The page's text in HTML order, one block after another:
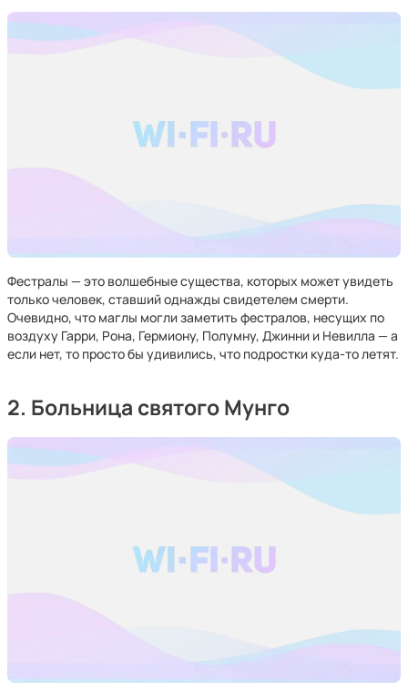
Фестралы — это волшебные существа, которых может увидеть
только человек, ставший однажды свидетелем смерти.
Очевидно, что маглы могли заметить фестралов, несущих по
воздуху Гарри, Рона, Гермиону, Полумну, Джинни и Невилла — а
если нет, то просто бы удивились, что подростки куда-то летят.
2. Больница святого Мунго